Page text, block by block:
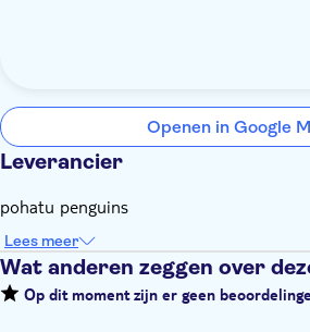
Openen in Google
Leverancier
pohatu penguins
Lees meer
Wat anderen zeggen over
Op dit moment zijn er geen